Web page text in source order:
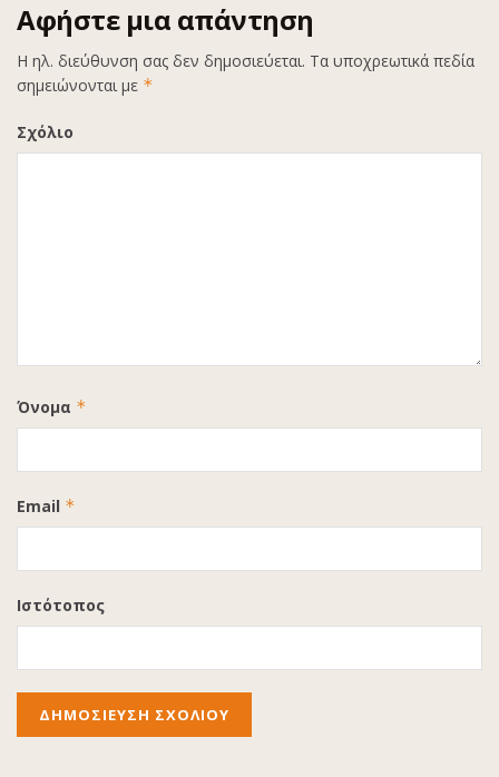
Αφήστε μια απάντηση
Η ηλ. διεύθυνση σας δεν δημοσιεύεται. Τα υποχρεωτικά πεδία
σημειώνονται με *
Σχόλιο
Όνομα *
Email *
Ιστότοπος